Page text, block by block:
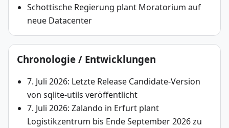
Schottische Regierung plant Moratorium auf
neue Datacenter
Chronologie / Entwicklungen
7. Juli 2026: Letzte Release Candidate-Version
von sqlite-utils veröffentlicht
7. Juli 2026: Zalando in Erfurt plant
Logistikzentrum bis Ende September 2026 zu